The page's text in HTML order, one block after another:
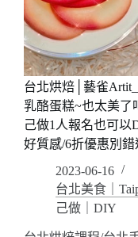
台北烘焙│藝雀
乳酪蛋糕~也太美了
己做1人報名也可
好質感/6折優惠別錯
2023-06-16
台北美食｜
己做｜DIY